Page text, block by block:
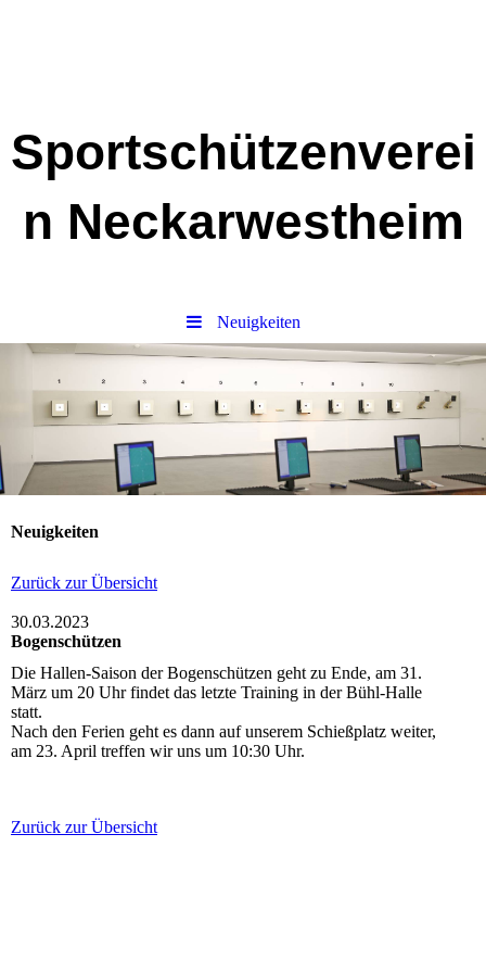
Sportschützenverei
n Neckarwestheim
Neuigkeiten
Neuigkeiten
Zurück zur Übersicht
30.03.2023
Bogenschützen
Die Hallen-Saison der Bogenschützen geht zu Ende, am 31.
März um 20 Uhr findet das letzte Training in der Bühl-Halle
statt.
Nach den Ferien geht es dann auf unserem Schießplatz weiter,
am 23. April treffen wir uns um 10:30 Uhr.
Zurück zur Übersicht